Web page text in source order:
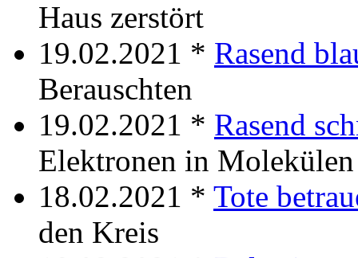
Haus zerstört
19.02.2021 * Rasend
Berauschten
19.02.2021 * Rasend
Elektronen in
18.02.2021 * Tote
den Kreis